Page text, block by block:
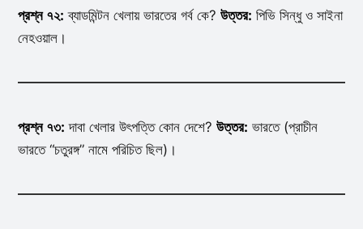
প্রশ্ন ৭২: ব্যাডমিন্টন খেলায় ভারতের গর্ব কে? উত্তর: পিভি সিন্ধু ও সাইনা
নেহওয়াল।
প্রশ্ন ৭৩: দাবা খেলার উৎপত্তি কোন দেশে? উত্তর: ভারতে (প্রাচীন
ভারতে “চতুরঙ্গ” নামে পরিচিত ছিল)।